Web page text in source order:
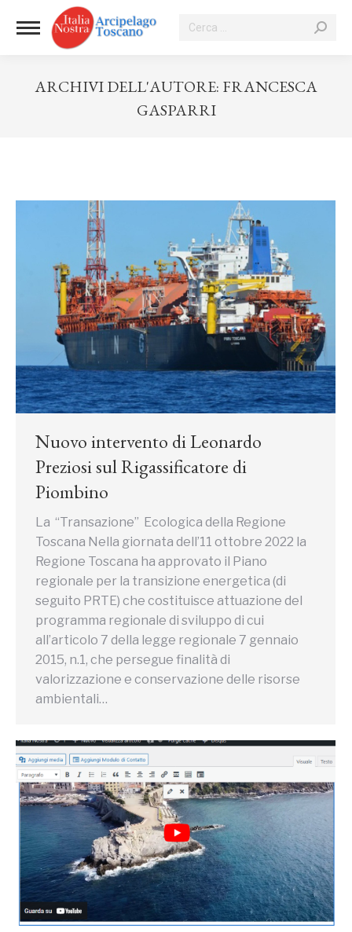
Cerca:
ARCHIVI DELL'AUTORE: FRANCESCA
GASPARRI
Nuovo intervento di Leonardo
Preziosi sul Rigassificatore di
Piombino
La “Transazione” Ecologica della Regione
Toscana Nella giornata dell’11 ottobre 2022 la
Regione Toscana ha approvato il Piano
regionale per la transizione energetica (di
seguito PRTE) che costituisce attuazione del
programma regionale di sviluppo di cui
all’articolo 7 della legge regionale 7 gennaio
2015, n.1, che persegue finalità di
valorizzazione e conservazione delle risorse
ambientali…